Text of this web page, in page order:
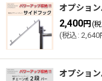
オプショ
2,400円 (
(税込 : 2,640
オプショ